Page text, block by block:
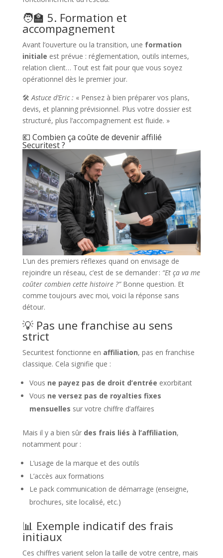
🧑‍🏫 5. Formation et
accompagnement
Avant l’ouverture ou la transition, une formation
initiale est prévue : réglementation, outils internes,
relation client… Tout est fait pour que vous soyez
opérationnel dès le premier jour.
🛠Astuce d’Eric : « Pensez à bien préparer vos plans,
devis, et planning prévisionnel. Plus votre dossier est
structuré, plus l’accompagnement est fluide. »
💶 Combien ça coûte de devenir affilié
Securitest ?
L’un des premiers réflexes quand on envisage de
rejoindre un réseau, c’est de se demander : “Et ça va me
coûter combien cette histoire ?”Bonne question. Et
comme toujours avec moi, voici la réponse sans
détour.
💡 Pas une franchise au sens
strict
Securitest fonctionne en affiliation, pas en franchise
classique. Cela signifie que :
Vous ne payez pas de droit d’entrée exorbitant
Vous ne versez pas de royalties fixes
mensuelles sur votre chiffre d’affaires
Mais il y a bien sûr des frais liés à l’affiliation,
notamment pour :
L’usage de la marque et des outils
L’accès aux formations
Le pack communication de démarrage (enseigne,
brochures, site localisé, etc.)
📊 Exemple indicatif des frais
initiaux
Ces chiffres varient selon la taille de votre centre, mais